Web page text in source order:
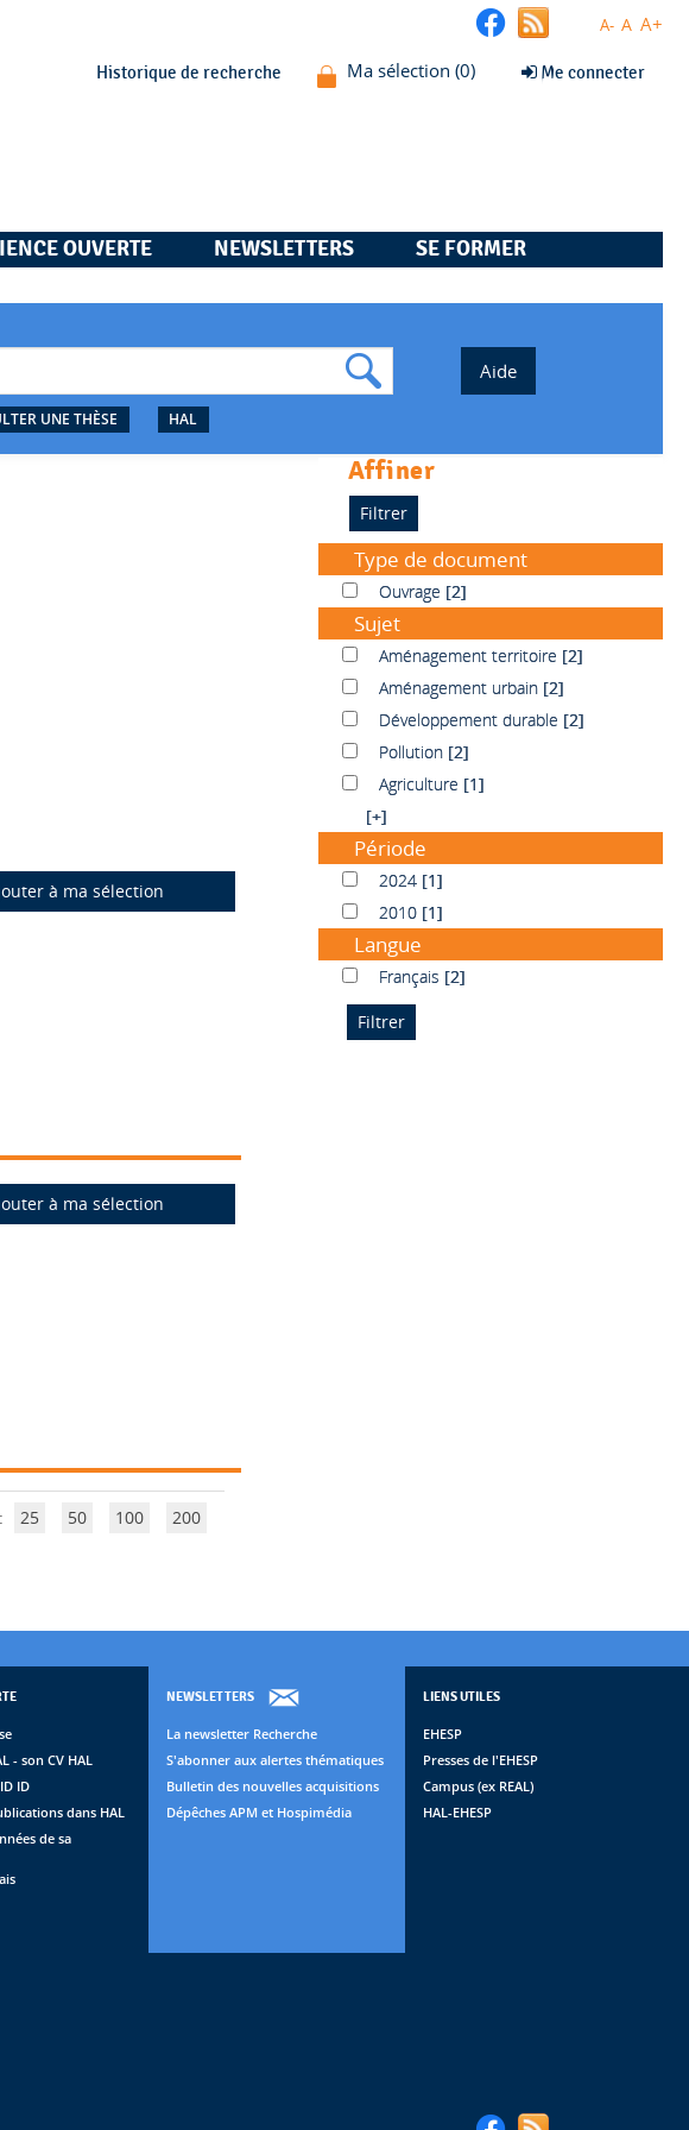
A- A A+
Historique de recherche Me connecter
OUVERTE NEWSLETTERS SE FORMER
UNE THÈSE HAL
à ma sélection
à ma sélection
25 50 100 200
affiner
Type de document
OuvrageOuvrage [2]
Sujet
Aménagement territoire
Aménagement territoire [2]
Aménagement urbain
Aménagement urbain [2]
Développement durable
Développement durable [2]
PollutionPollution [2]
Agriculture
Agriculture [1]
[+]
Période
20242024 [1]
20102010 [1]
Langue
FrançaisFrançais [2]
- son CV HAL
ID
dans HAL
de sa
NEWSLETTERS
La newsletter Recherche
S'abonner aux alertes thématiques
Bulletin des nouvelles acquisitions
Dépêches APM et Hospimédia
LIENS UTILES
EHESP
Presses de l'EHESP
Campus (ex REAL)
HAL-EHESP